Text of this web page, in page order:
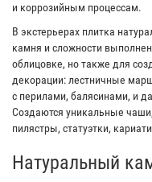
и коррозийным процессам.
В экстерьерах плитка
камня и сложности
облицовке, но также для
декорации: лестничные
с перилами, балясинами, и
Создаются уникальные
пилястры, статуэтки,
Натуральный